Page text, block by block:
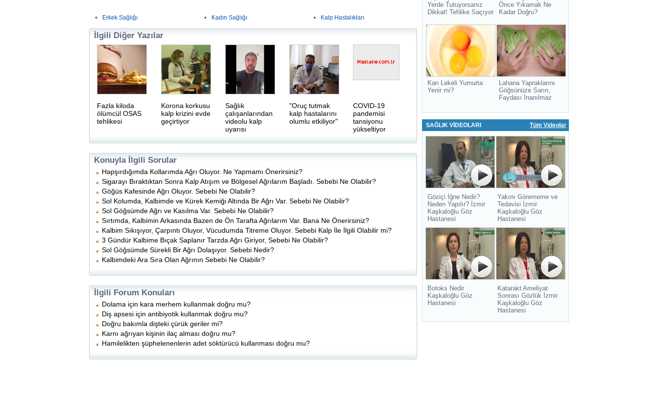
Erkek Sağlığı Kadın Sağlığı Kalp Hastalıkları
İlgili Diğer Yazılar
Fazla kiloda
ölümcül OSAS
tehlikesi
Korona korkusu
kalp krizini evde
geçirtiyor
Sağlık
çalışanlarından
videolu kalp
uyarısı
"Oruç tutmak
kalp hastalarını
olumlu etkiliyor"
COVID-19
pandemisi
tansiyonu
yükseltiyor
Konuyla İlgili Sorular
Hapşırdığımda Kollarımda Ağrı Oluyor. Ne Yapmamı Önerirsiniz?
Sigarayı Bıraktıktan Sonra Kalp Atışım ve Bölgesel Ağrılarım Başladı. Sebebi Ne Olabilir?
Göğüs Kafesinde Ağrı Oluyor. Sebebi Ne Olabilir?
Sol Kolumda, Kalbimde ve Kürek Kemiği Altında Bir Ağrı Var. Sebebi Ne Olabilir?
Sol Göğsümde Ağrı ve Kasılma Var. Sebebi Ne Olabilir?
Sırtımda, Kalbimin Arkasında Bazen de Ön Tarafta Ağrılarım Var. Bana Ne Önerirsiniz?
Kalbim Sıkışıyor, Çarpıntı Oluyor, Vücudumda Titreme Oluyor. Sebebi Kalp İle İlgili Olabilir mi?
3 Gündür Kalbime Bıçak Saplanır Tarzda Ağrı Giriyor, Sebebi Ne Olabilir?
Sol Göğsümde Sürekli Bir Ağrı Dolaşıyor. Sebebi Nedir?
Kalbimdeki Ara Sıra Olan Ağrının Sebebi Ne Olabilir?
İlgili Forum Konuları
Dolama için kara merhem kullanmak doğru mu?
Diş apsesi için antibiyotik kullanmak doğru mu?
Doğru bakımla dişteki çürük geriler mi?
Karnı ağrıyan kişinin ilaç alması doğru mu?
Hamilelikten şüphelenenlerin adet söktürücü kullanması doğru mu?
Yerde Tutuyorsanız
Dikkat! Tehlike Saçıyor
Önce Yıkamak Ne
Kadar Doğru?
Kan Lekeli Yumurta
Yenir mi?
Lahana Yapraklarını
Göğsünüze Sarın,
Faydası İnanılmaz
SAĞLIK VİDEOLARI Tüm Videolar
Göziçi İğne Nedir?
Neden Yapılır? İzmir
Kaşkaloğlu Göz
Hastanesi
Yakını Görememe ve
Tedavisi İzmir
Kaşkaloğlu Göz
Hastanesi
Botoks Nedir
Kaşkaloğlu Göz
Hastanesi
Katarakt Ameliyat
Sonrası Gözlük İzmir
Kaşkaloğlu Göz
Hastanesi